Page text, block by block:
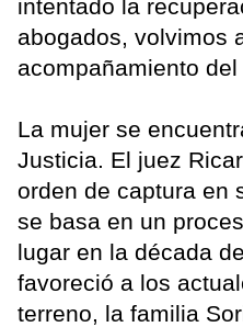
intentado la
abogados, volvimos
acompañamiento del
La mujer se
Justicia. El juez
orden de captura en
se basa en un
lugar en la década
favoreció a los
terreno, la familia